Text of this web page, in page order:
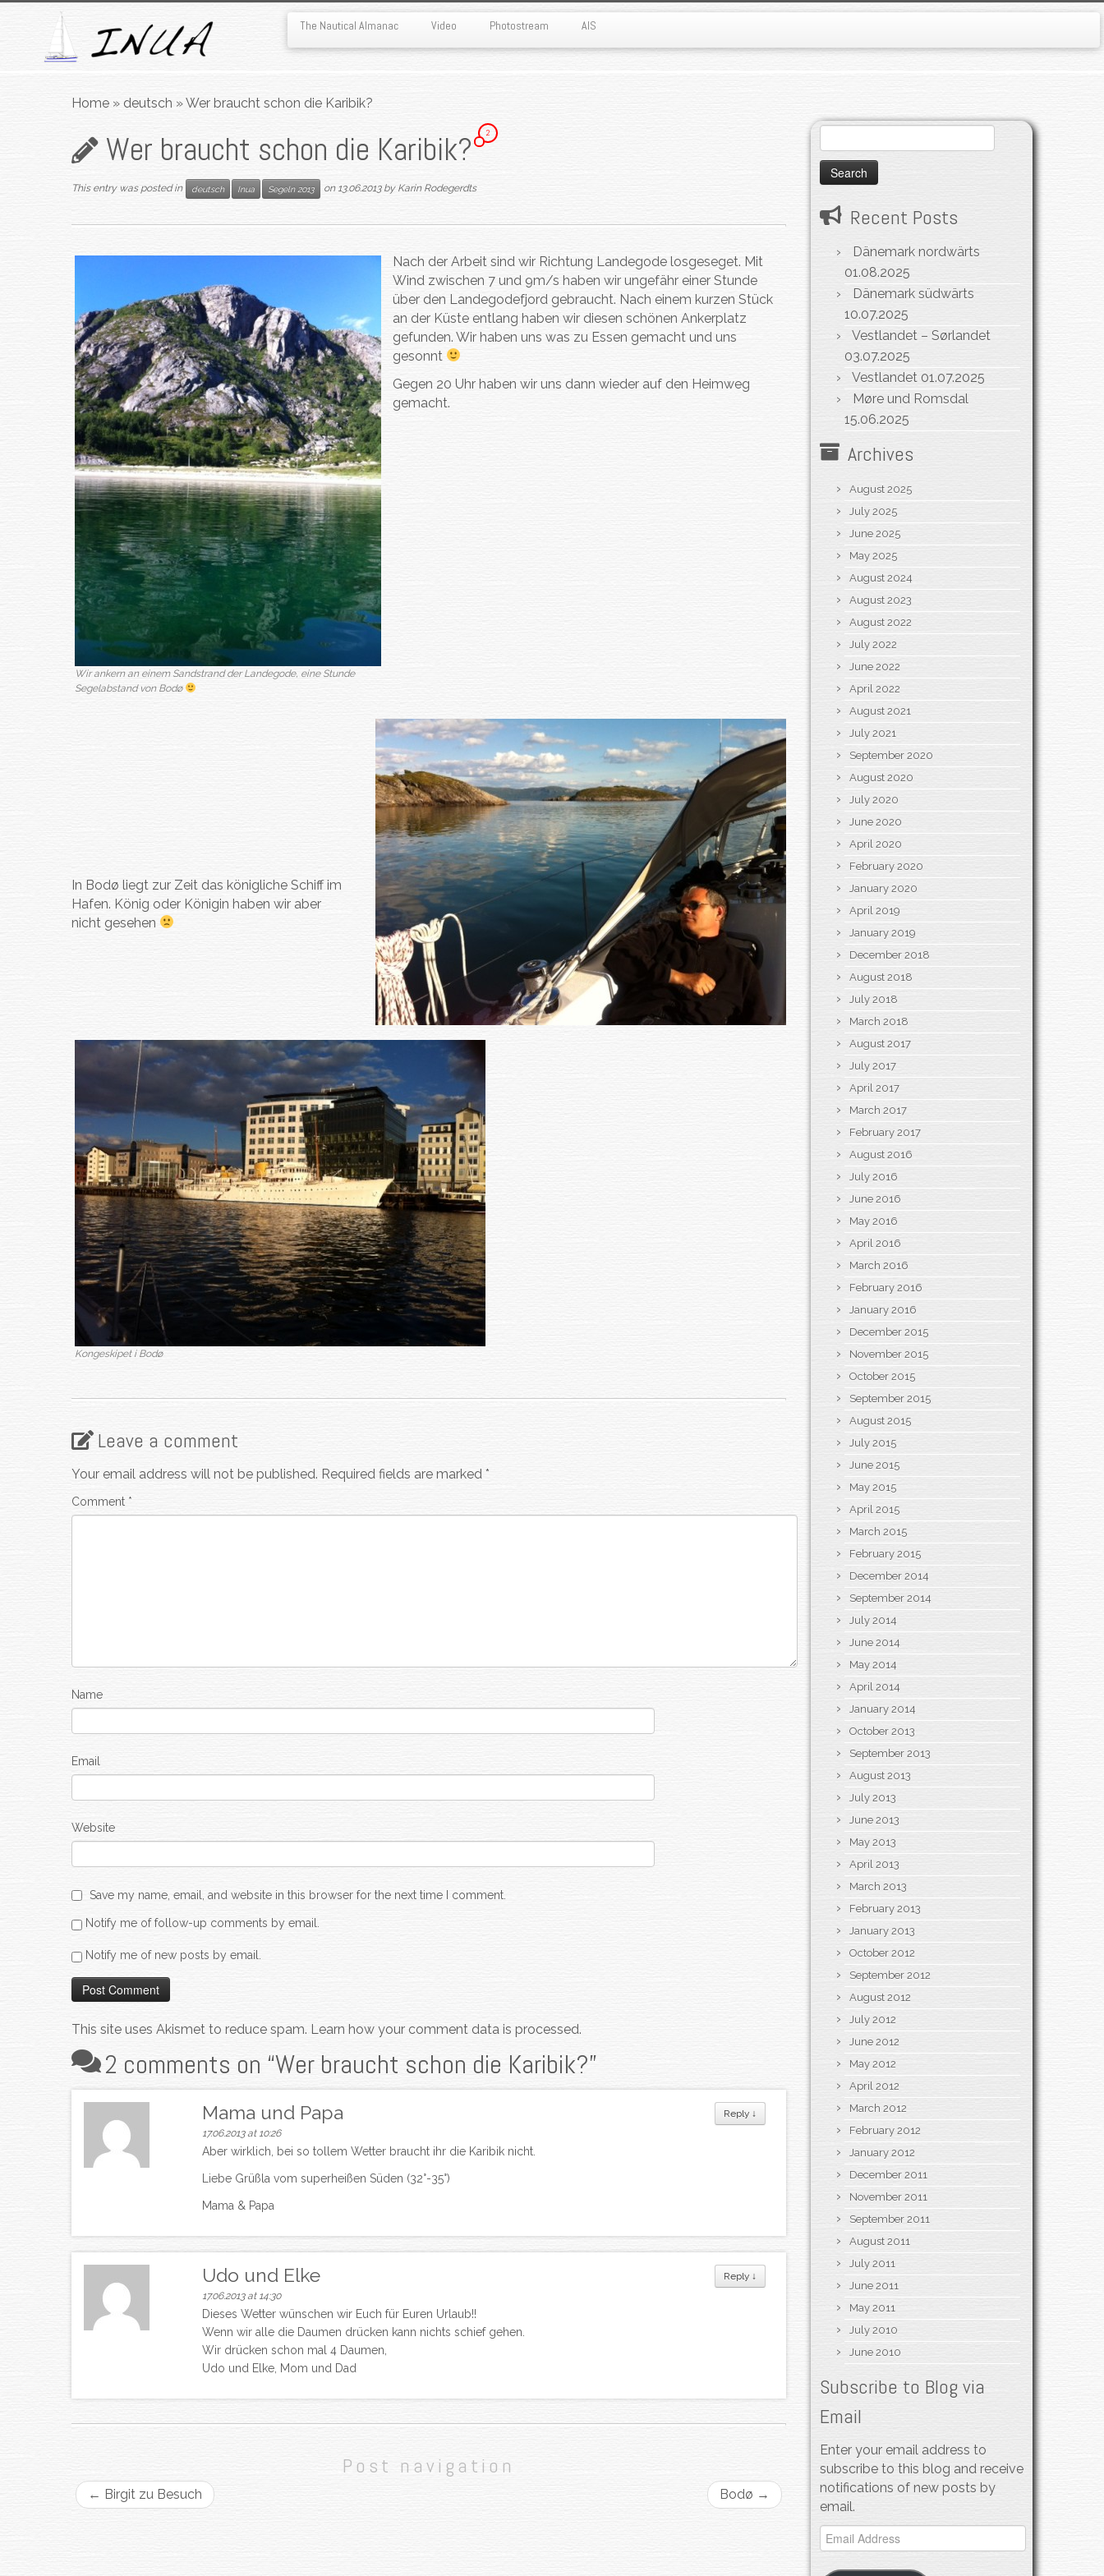
The Nautical Almanac Video Photostream AIS
Home » deutsch »Wer braucht schon die Karibik?
Wer braucht schon die Karibik? 2
This entry was posted in deutsch Inua Segeln 2013 on 13.06.2013 by Karin Rodegerdts
Wir ankern an einem Sandstrand der Landegode, eine Stunde
Segelabstand von Bodø
Nach der Arbeit sind wir Richtung Landegode losgeseget. Mit
Wind zwischen 7 und 9m/s haben wir ungefähr einer Stunde
über den Landegodefjord gebraucht. Nach einem kurzen Stück
an der Küste entlang haben wir diesen schönen Ankerplatz
gefunden. Wir haben uns was zu Essen gemacht und uns
gesonnt
Gegen 20 Uhr haben wir uns dann wieder auf den Heimweg
gemacht.
Kongeskipet i Bodø
In Bodø liegt zur Zeit das königliche Schiff im
Hafen. König oder Königin haben wir aber
nicht gesehen
Leave a comment
Your email address will not be published. Required fields are marked *
Comment *
Name
Email
Website
Save my name, email, and website in this browser for the next time I comment.
Notify me of follow-up comments by email.
Notify me of new posts by email.
This site uses Akismet to reduce spam. Learn how your comment data is processed.
2 comments on “Wer braucht schon die Karibik?”
Reply ↓
Mama und Papa
17.06.2013 at 10:26
Aber wirklich, bei so tollem Wetter braucht ihr die Karibik nicht.
Liebe Grüßla vom superheißen Süden (32°-35°)
Mama & Papa
Reply ↓
Udo und Elke
17.06.2013 at 14:30
Dieses Wetter wünschen wir Euch für Euren Urlaub!!
Wenn wir alle die Daumen drücken kann nichts schief gehen.
Wir drücken schon mal 4 Daumen,
Udo und Elke, Mom und Dad
Post navigation
← Birgit zu Besuch Bodø →
for:
Recent Posts
Dänemark nordwärts
01.08.2025
Dänemark südwärts
10.07.2025
Vestlandet – Sørlandet
03.07.2025
Vestlandet 01.07.2025
Møre und Romsdal
15.06.2025
Archives
August 2025
July 2025
June 2025
May 2025
August 2024
August 2023
August 2022
July 2022
June 2022
April 2022
August 2021
July 2021
September 2020
August 2020
July 2020
June 2020
April 2020
February 2020
January 2020
April 2019
January 2019
December 2018
August 2018
July 2018
March 2018
August 2017
July 2017
April 2017
March 2017
February 2017
August 2016
July 2016
June 2016
May 2016
April 2016
March 2016
February 2016
January 2016
December 2015
November 2015
October 2015
September 2015
August 2015
July 2015
June 2015
May 2015
April 2015
March 2015
February 2015
December 2014
September 2014
July 2014
June 2014
May 2014
April 2014
January 2014
October 2013
September 2013
August 2013
July 2013
June 2013
May 2013
April 2013
March 2013
February 2013
January 2013
October 2012
September 2012
August 2012
July 2012
June 2012
May 2012
April 2012
March 2012
February 2012
January 2012
December 2011
November 2011
September 2011
August 2011
July 2011
June 2011
May 2011
July 2010
June 2010
Subscribe to Blog via
Email
Enter your email address to
subscribe to this blog and receive
notifications of new posts by
email.
Email
Address